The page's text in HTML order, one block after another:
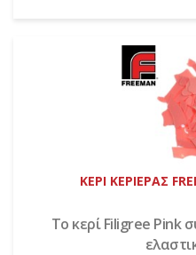
ΚΕΡΙ ΚΕΡΙΕΡΑΣ
Το κερί Filigree Pink